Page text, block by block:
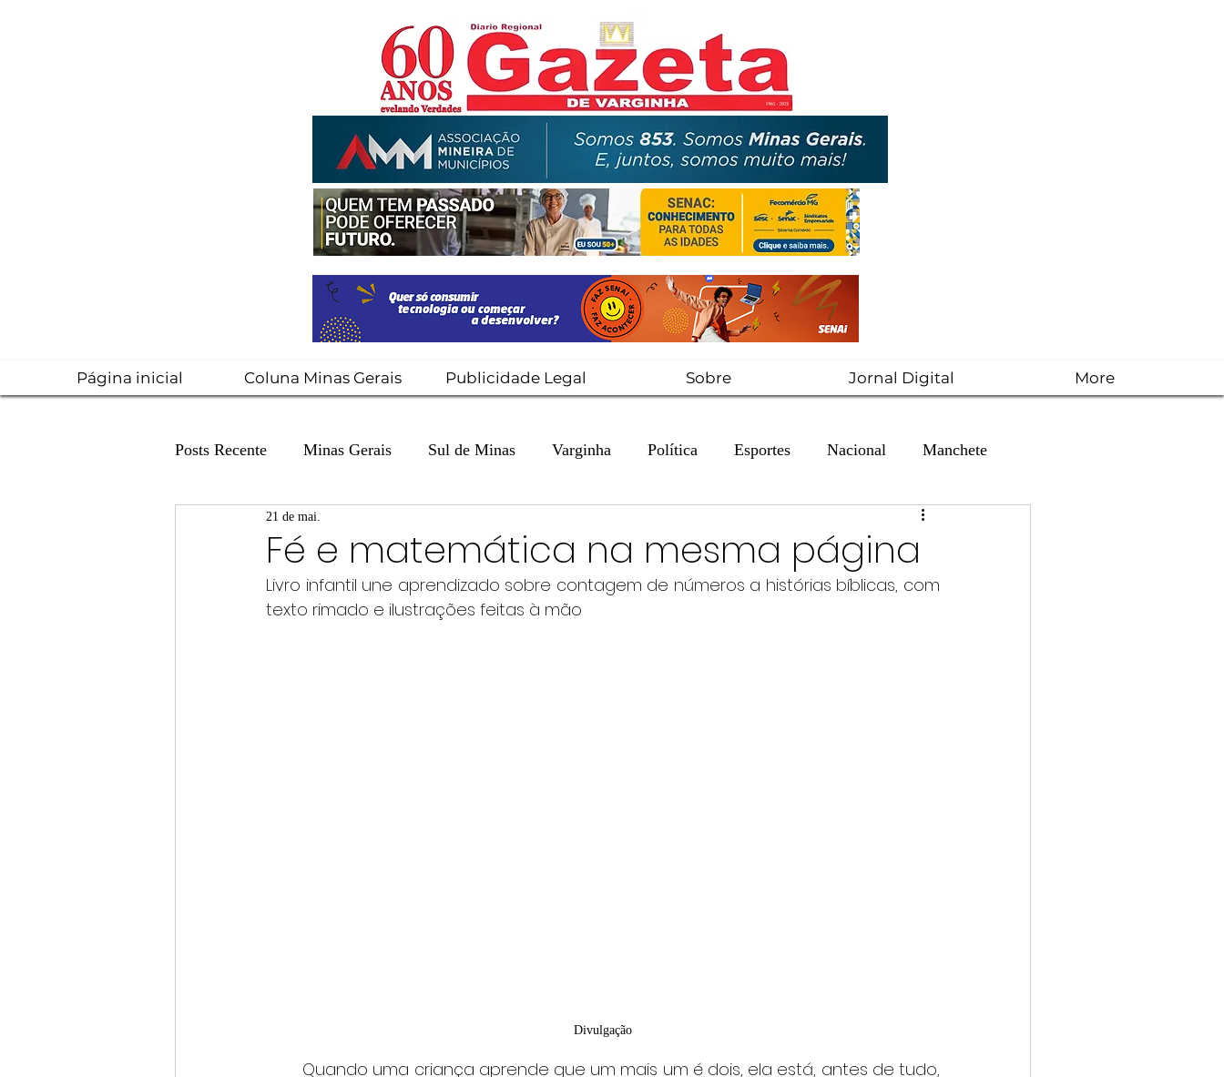
Página inicial Coluna Minas Gerais Publicidade Legal Sobre Jornal Digital More
Posts Recente Minas Gerais Sul de Minas Varginha Política Esportes Nacional Manchete
Coluna Fatos e Versões
Coluna: Agenda 21 Coluna: SindJori Internacional Coluna Jurídica Alerta Digital
Fé e matemática na mesma página
21 de mai.
Livro infantil une aprendizado sobre contagem de números a histórias bíblicas, com
texto rimado e ilustrações feitas à mão
Divulgação